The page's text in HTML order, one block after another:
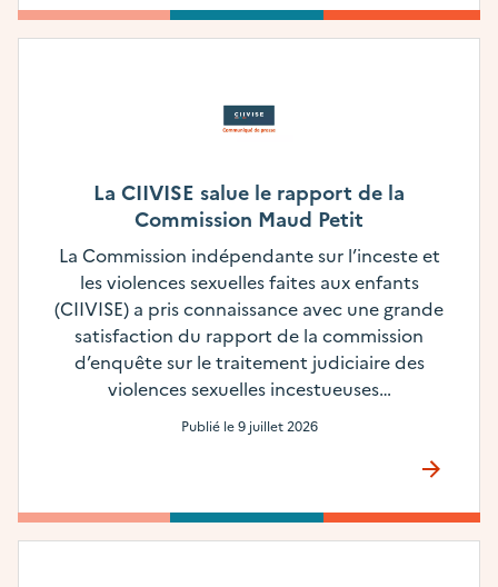
La CIIVISE salue le rapport de la
Commission Maud Petit
La Commission indépendante sur l’inceste et
les violences sexuelles faites aux enfants
(CIIVISE) a pris connaissance avec une grande
satisfaction du rapport de la commission
d’enquête sur le traitement judiciaire des
violences sexuelles incestueuses…
Publié le9 juillet 2026